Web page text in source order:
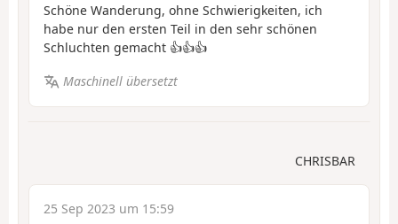
Schöne Wanderung, ohne Schwierigkeiten, ich
habe nur den ersten Teil in den sehr schönen
Schluchten gemacht 👍👍👍
Maschinell übersetzt
CHRISBAR
25 Sep 2023 um 15:59